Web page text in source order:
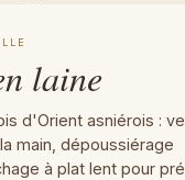
laine
d'Orient asniérois :
main, dépoussiérage
à plat lent pour